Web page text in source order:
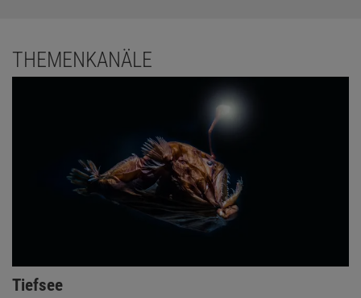
THEMENKANÄLE
Tiefsee